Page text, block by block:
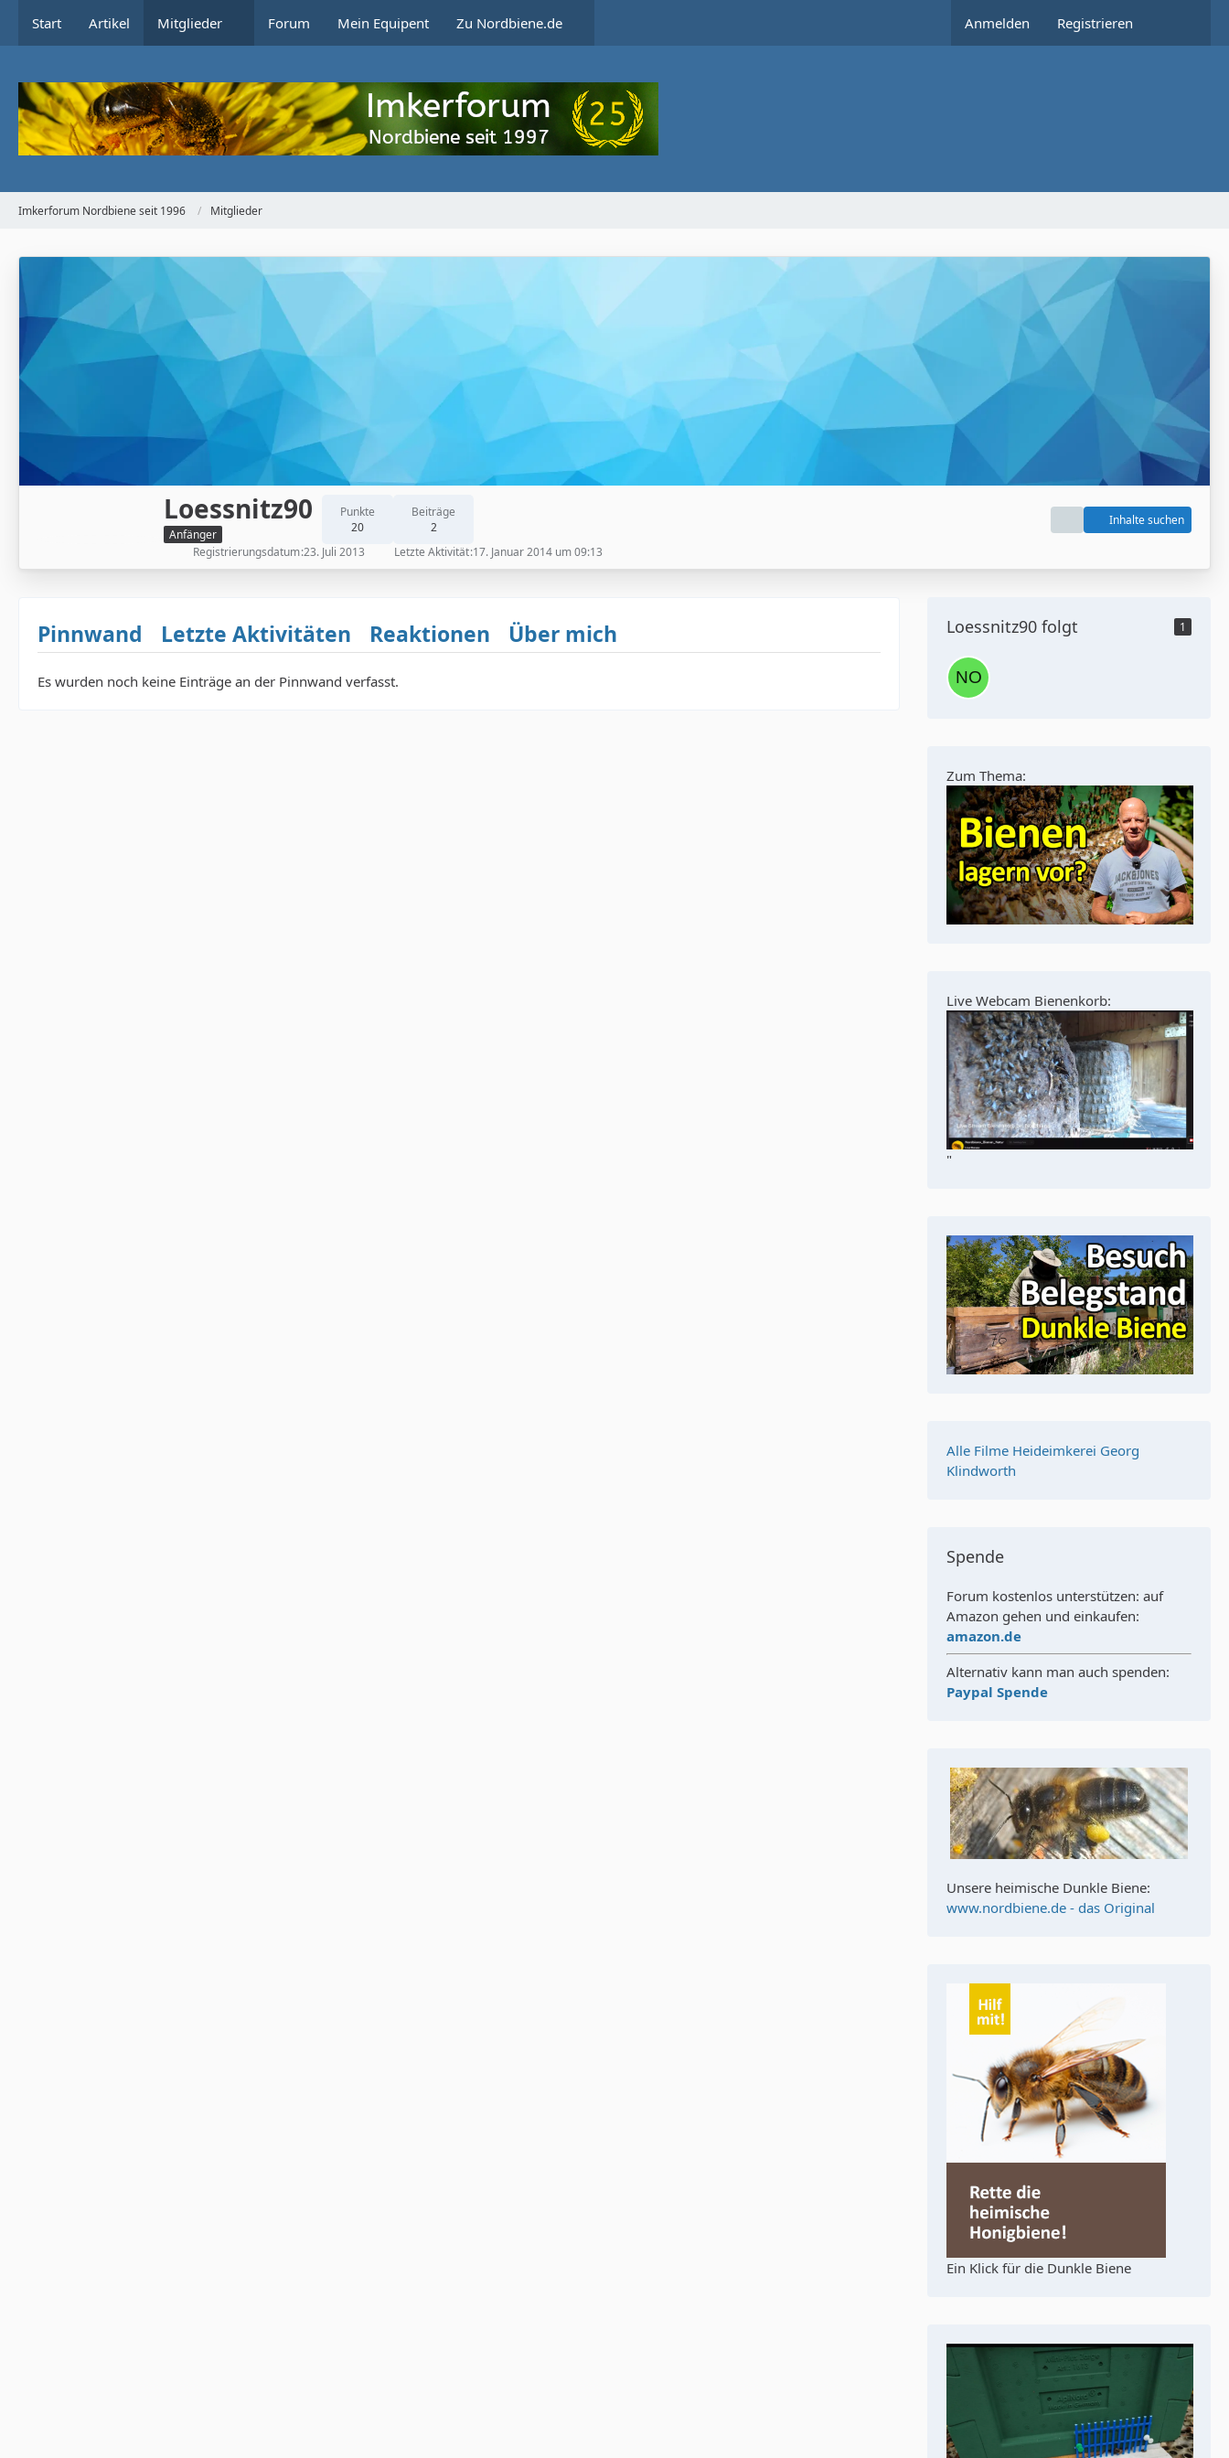
Start Artikel Mitglieder Forum Mein Equipent Zu Nordbiene.de Anmelden Registrieren
Imkerforum Nordbiene seit 1996 Mitglieder
Loessnitz90
Anfänger
Punkte
20
Beiträge
2
Inhalte suchen
Registrierungsdatum 23. Juli 2013 Letzte Aktivität 17. Januar 2014 um 09:13
Pinnwand Letzte Aktivitäten Reaktionen Über mich
Es wurden noch keine Einträge an der Pinnwand verfasst.
Loessnitz90 folgt 1
Zum Thema:
Live Webcam Bienenkorb:
"
Alle Filme Heideimkerei Georg
Klindworth
Spende
Forum kostenlos unterstützen: auf
Amazon gehen und einkaufen:
amazon.de
Alternativ kann man auch spenden:
Paypal Spende
Unsere heimische Dunkle Biene:
www.nordbiene.de - das Original
Ein Klick für die Dunkle Biene